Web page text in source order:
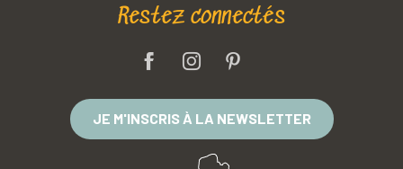
Restez connectés
JE M'INSCRIS À LA NEWSLETTER